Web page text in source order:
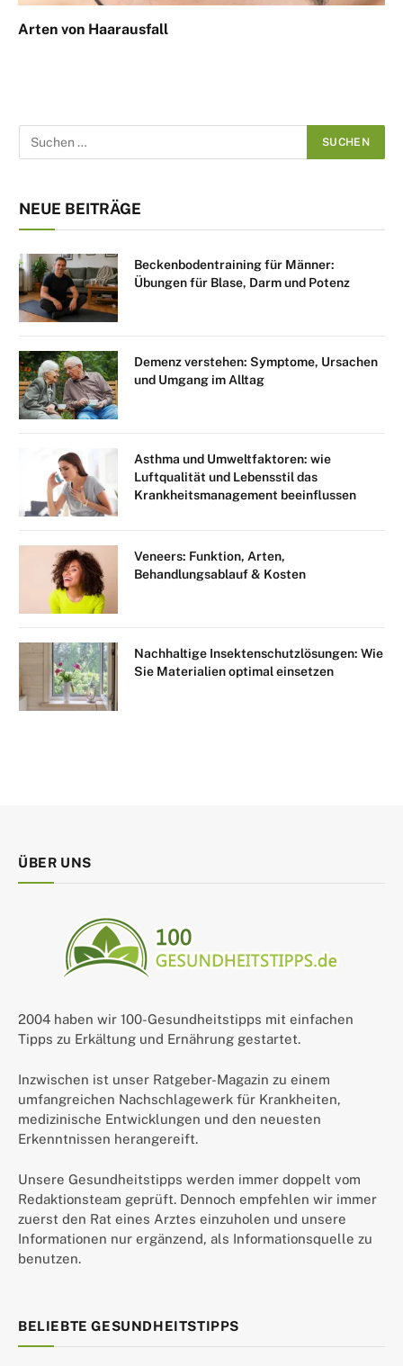
Arten von Haarausfall
NEUE BEITRÄGE
Beckenbodentraining für Männer:
Übungen für Blase, Darm und Potenz
Demenz verstehen: Symptome, Ursachen
und Umgang im Alltag
Asthma und Umweltfaktoren: wie
Luftqualität und Lebensstil das
Krankheitsmanagement beeinflussen
Veneers: Funktion, Arten,
Behandlungsablauf & Kosten
Nachhaltige Insektenschutzlösungen: Wie
Sie Materialien optimal einsetzen
ÜBER UNS
2004 haben wir 100-Gesundheitstipps mit einfachen
Tipps zu Erkältung und Ernährung gestartet.
Inzwischen ist unser Ratgeber-Magazin zu einem
umfangreichen Nachschlagewerk für Krankheiten,
medizinische Entwicklungen und den neuesten
Erkenntnissen herangereift.
Unsere Gesundheitstipps werden immer doppelt vom
Redaktionsteam geprüft. Dennoch empfehlen wir immer
zuerst den Rat eines Arztes einzuholen und unsere
Informationen nur ergänzend, als Informationsquelle zu
benutzen.
BELIEBTE GESUNDHEITSTIPPS